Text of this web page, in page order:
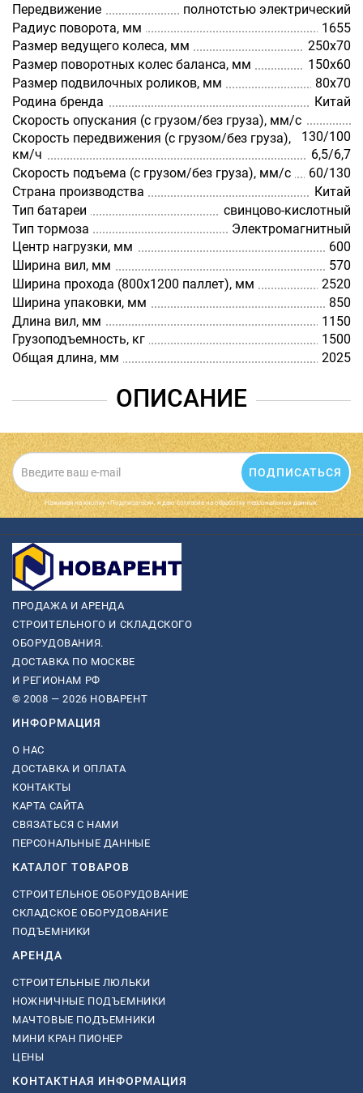
Передвижение
полнотстью электрический
Радиус поворота, мм
1655
Размер ведущего колеса, мм
250x70
Размер поворотных колес баланса, мм
150х60
Размер подвилочных роликов, мм
80х70
Родина бренда
Китай
Скорость опускания (с грузом/без груза), мм/с
130/100
Скорость передвижения (с грузом/без груза),
км/ч
6,5/6,7
Скорость подъема (с грузом/без груза), мм/с
60/130
Страна производства
Китай
Тип батареи
свинцово-кислотный
Тип тормоза
Электромагнитный
Центр нагрузки, мм
600
Ширина вил, мм
570
Ширина прохода (800х1200 паллет), мм
2520
Ширина упаковки, мм
850
Длина вил, мм
1150
Грузоподъемность, кг
1500
Общая длина, мм
2025
ОПИСАНИЕ
ПОДПИСАТЬСЯ
Нажимая на кнопку «Подписаться», я даю cогласие на обработку персональных данных.
ПРОДАЖА И АРЕНДА
СТРОИТЕЛЬНОГО И СКЛАДСКОГО
ОБОРУДОВАНИЯ.
ДОСТАВКА ПО МОСКВЕ
И РЕГИОНАМ РФ
© 2008 — 2026 НОВАРЕНТ
ИНФОРМАЦИЯ
О НАС
ДОСТАВКА И ОПЛАТА
КОНТАКТЫ
КАРТА САЙТА
СВЯЗАТЬСЯ С НАМИ
ПЕРСОНАЛЬНЫЕ ДАННЫЕ
КАТАЛОГ ТОВАРОВ
СТРОИТЕЛЬНОЕ ОБОРУДОВАНИЕ
СКЛАДСКОЕ ОБОРУДОВАНИЕ
ПОДЪЕМНИКИ
АРЕНДА
СТРОИТЕЛЬНЫЕ ЛЮЛЬКИ
НОЖНИЧНЫЕ ПОДЪЕМНИКИ
МАЧТОВЫЕ ПОДЪЕМНИКИ
МИНИ КРАН ПИОНЕР
ЦЕНЫ
КОНТАКТНАЯ ИНФОРМАЦИЯ